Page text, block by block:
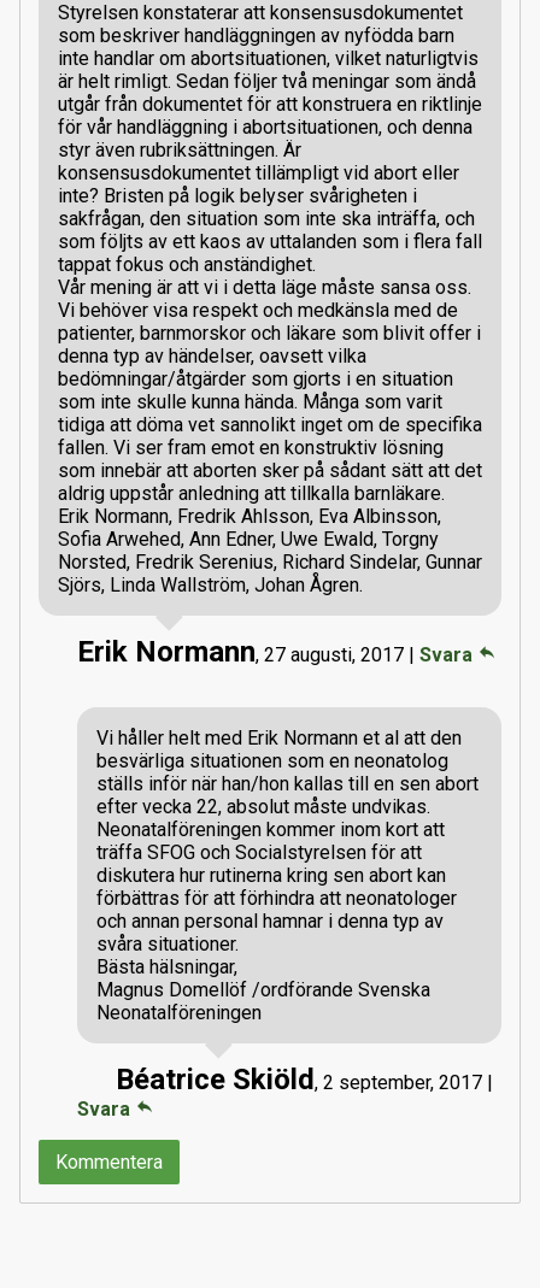
Styrelsen konstaterar att konsensusdokumentet
som beskriver handläggningen av nyfödda barn
inte handlar om abortsituationen, vilket naturligtvis
är helt rimligt. Sedan följer två meningar som ändå
utgår från dokumentet för att konstruera en riktlinje
för vår handläggning i abortsituationen, och denna
styr även rubriksättningen. Är
konsensusdokumentet tillämpligt vid abort eller
inte? Bristen på logik belyser svårigheten i
sakfrågan, den situation som inte ska inträffa, och
som följts av ett kaos av uttalanden som i flera fall
tappat fokus och anständighet.
Vår mening är att vi i detta läge måste sansa oss.
Vi behöver visa respekt och medkänsla med de
patienter, barnmorskor och läkare som blivit offer i
denna typ av händelser, oavsett vilka
bedömningar/åtgärder som gjorts i en situation
som inte skulle kunna hända. Många som varit
tidiga att döma vet sannolikt inget om de specifika
fallen. Vi ser fram emot en konstruktiv lösning
som innebär att aborten sker på sådant sätt att det
aldrig uppstår anledning att tillkalla barnläkare.
Erik Normann, Fredrik Ahlsson, Eva Albinsson,
Sofia Arwehed, Ann Edner, Uwe Ewald, Torgny
Norsted, Fredrik Serenius, Richard Sindelar, Gunnar
Sjörs, Linda Wallström, Johan Ågren.
Erik Normann, 27 augusti, 2017 | Svara reply
Vi håller helt med Erik Normann et al att den
besvärliga situationen som en neonatolog
ställs inför när han/hon kallas till en sen abort
efter vecka 22, absolut måste undvikas.
Neonatalföreningen kommer inom kort att
träffa SFOG och Socialstyrelsen för att
diskutera hur rutinerna kring sen abort kan
förbättras för att förhindra att neonatologer
och annan personal hamnar i denna typ av
svåra situationer.
Bästa hälsningar,
Magnus Domellöf /ordförande Svenska
Neonatalföreningen
Béatrice Skiöld , 2 september, 2017 |
Svara reply
Kommentera